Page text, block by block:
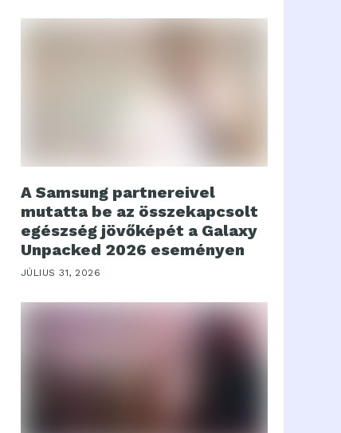
A Samsung partnereivel
mutatta be az összekapcsolt
egészség jövőképét a Galaxy
Unpacked 2026 eseményen
JÚLIUS 31, 2026